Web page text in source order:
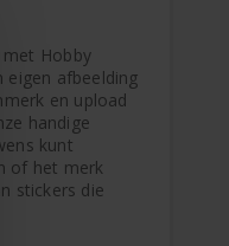
met Hobby
eigen afbeelding
en upload
handige
kunt
of het merk
stickers die